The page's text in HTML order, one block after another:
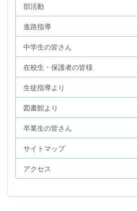
部活動
進路指導
中学生の皆さん
在校生・保護者の皆様
生徒指導より
図書館より
卒業生の皆さん
サイトマップ
アクセス